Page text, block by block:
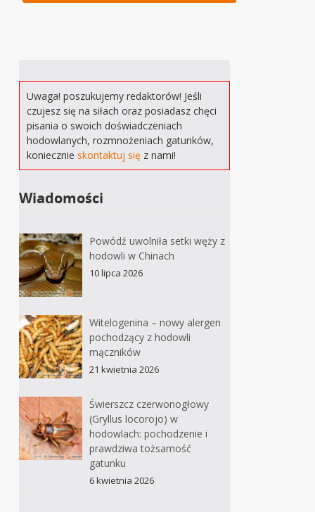
Uwaga! poszukujemy redaktorów! Jeśli
czujesz się na siłach oraz posiadasz chęci
pisania o swoich doświadczeniach
hodowlanych, rozmnożeniach gatunków,
koniecznieskontaktuj się z nami!
Wiadomości
Powódź uwolniła setki węży z
hodowli w Chinach
10 lipca 2026
Witelogenina – nowy alergen
pochodzący z hodowli
mączników
21 kwietnia 2026
Świerszcz czerwonogłowy
(Gryllus locorojo) w
hodowlach: pochodzenie i
prawdziwa tożsamość
gatunku
6 kwietnia 2026